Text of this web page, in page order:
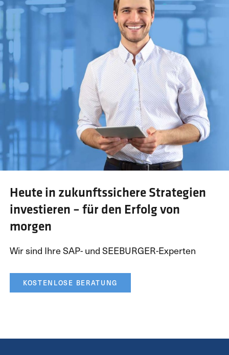
Heute in zukunftssichere Strategien
investieren – für den Erfolg von
morgen
Wir sind Ihre SAP- und SEEBURGER-Experten
KOSTENLOSE BERATUNG